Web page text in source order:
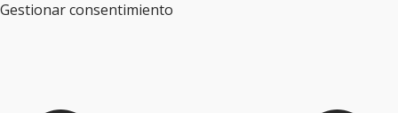
Gestionar consentimiento